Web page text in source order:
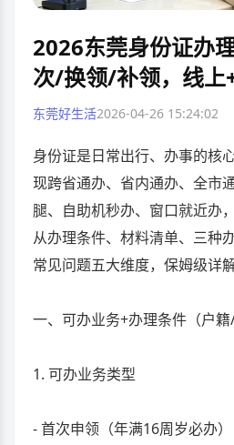
2026东莞身份证办
次/换领/补领，线上
东莞好生活2026-04-26 15:24:02
身份证是日常出行、办事的核
现跨省通办、省内通办、全市
腿、自助机秒办、窗口就近办
从办理条件、材料清单、三种
常见问题五大维度，保姆级详
一、可办业务+办理条件（户籍
1. 可办业务类型
- 首次申领（年满16周岁必办）